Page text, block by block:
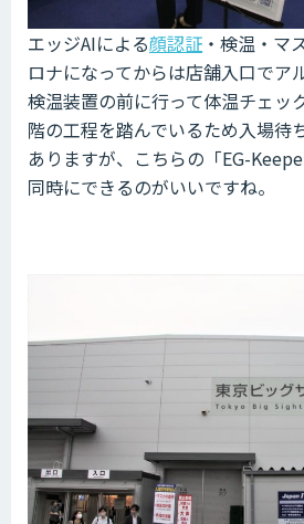
エッジAIによる顔認証 ・検温・マ
ロナになってからは店舗入口でア
検温装置の前に行って体温チェッ
階の工程を踏んでいるため入場待
ありますが、こちらの「EG-
同時にできるのがいいですね。